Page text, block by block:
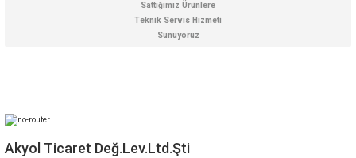
Sattığımız Ürünlere
Teknik Servis Hizmeti
Sunuyoruz
Akyol Ticaret Değ.Lev.Ltd.Şti